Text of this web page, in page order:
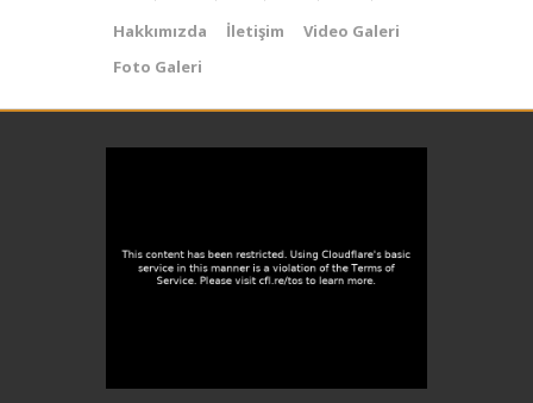
Hakkımızda İletişim
Video Galeri
Foto Galeri